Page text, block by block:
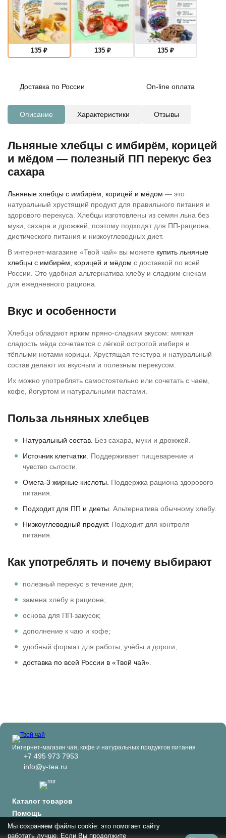
135₽ 135 ₽ 135 ₽
Доставка по России On-line оплата
Описание Характеристики Отзывы
Льняные хлебцы с имбирём, корицей
и мёдом — полезный ПП перекус без
сахара
Льняные хлебцы с имбирём, корицей и мёдом — это
натуральный хрустящий продукт для правильного питания и
здорового перекуса. Хлебцы изготовлены из семян льна без
муки, сахара и дрожжей, поэтому подходят для ПП-рациона,
диетического питания и низкоуглеводных диет.
В интернет-магазине «Твой чай» вы можете купить льняные
хлебцы с имбирём, корицей и мёдом с доставкой по всей
России. Это удобная альтернатива хлебу и сладким снекам
для ежедневного рациона.
Вкус и особенности
Хлебцы обладают ярким пряно-сладким вкусом: мягкая
сладость мёда сочетается с лёгкой остротой имбиря и
тёплыми нотами корицы. Хрустящая текстура и натуральный
состав делают их вкусным и полезным перекусом.
Их можно употреблять самостоятельно или сочетать с чаем,
кофе, йогуртом и натуральными пастами.
Польза льняных хлебцев
Натуральный состав. Без сахара, муки и дрожжей.
Источник клетчатки. Поддерживает пищеварение и
чувство сытости.
Омега-3 жирные кислоты. Поддержка рациона здорового
питания.
Подходит для ПП и диеты. Альтернатива обычному хлебу.
Низкоуглеводный продукт. Подходит для контроля
питания.
Как употреблять и почему выбирают
полезный перекус в течение дня;
замена хлебу в рационе;
основа для ПП-закусок;
дополнение к чаю и кофе;
удобный формат для работы, учёбы и дороги;
доставка по всей России в «Твой чай».
Интернет-магазин чая, кофе и натуральных продуктов питания
+7 495 973 7953
info@y-tea.ru
Каталог товаров
Помощь
Информация
Политика персональных данных
Мы сохраняем файлы cookie: это помогает сайту
работать лучше. Если Вы продолжите